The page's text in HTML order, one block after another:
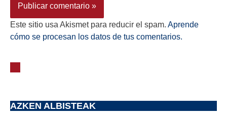
Este sitio usa Akismet para reducir el spam. Aprende
cómo se procesan los datos de tus comentarios.
AZKEN ALBISTEAK